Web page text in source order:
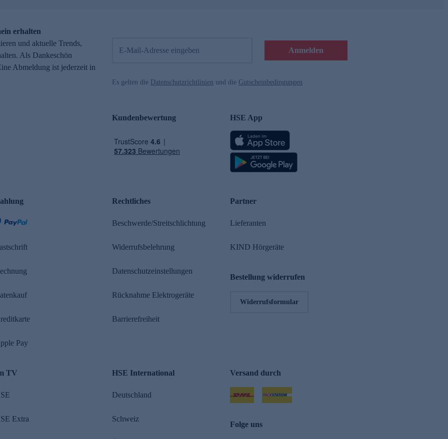
erhalten
und aktuelle Trends,
Als Dankeschön
Abmeldung ist jederzeit in
E-Mail-Adresse eingeben Anmelden
Es gelten die Datenschutzrichtlinien und die Gutscheinbedingungen
Kundenbewertung HSE App
Pay
Rechtliches
Beschwerde/Streitschlichtung
Widerrufsbelehrung
Datenschutzeinstellungen
Rücknahme Elektrogeräte
Barrierefreiheit
Partner
Lieferanten
KIND Hörgeräte
Bestellung widerrufen
Widerrufsformular
TV
Extra
HSE International
Deutschland
Schweiz
Versand durch
Folge uns